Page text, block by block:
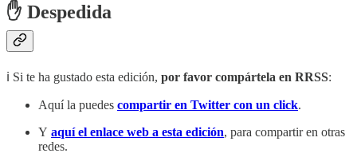
✋ Despedida
ℹ️ Si te ha gustado esta edición, por favor compártela en RRSS:
Aquí la puedes compartir en Twitter con un click.
Y aquí el enlace web a esta edición, para compartir en otras
redes.